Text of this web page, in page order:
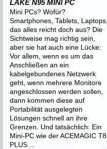
LAKE N95 MINI PC
Mini PCs? Wofür?
Smartphones, Tablets, Laptops,
das alles reicht doch aus? Die
Sichtweise mag richtig sein,
aber sie hat auch eine Lücke:
Vor allem, wenn es um das
Anschließen an ein
kabelgebundenes Netzwerk
geht, wenn mehrere Monitore
angeschlossen werden sollen,
dann kommen diese auf
Portabilität ausgelegten
Lösungen schnell an ihre
Grenzen. Und tatsächlich: Ein
Mini-PC wie der ACEMAGIC T8
PLUS ...